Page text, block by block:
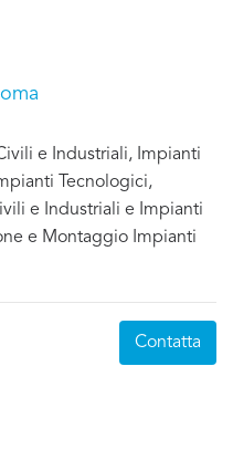
e Industriali, Impianti
Tecnologici,
e Industriali e Impianti
e Montaggio Impianti
Contatta